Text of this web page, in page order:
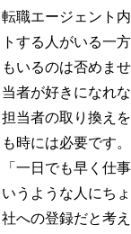
転職エージェント
トする人がいる一
もいるのは否めま
当者が好きになれ
担当者の取り換え
も時には必要です。
「一日でも早く仕
いうような人にち
社への登録だと考